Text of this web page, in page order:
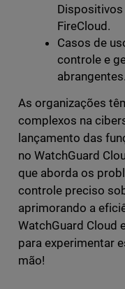
FireCloud.
Casos de
controle e
abrangentes.
As organizações
complexos na
lançamento das
no WatchGuard
que aborda os
controle preciso
aprimorando a
WatchGuard Cloud
para experimentar
mão!